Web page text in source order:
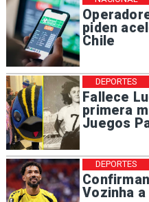
piden
Chile
Fallece
primera
Juegos
DEPORTES
Vozinha
DEPORTES